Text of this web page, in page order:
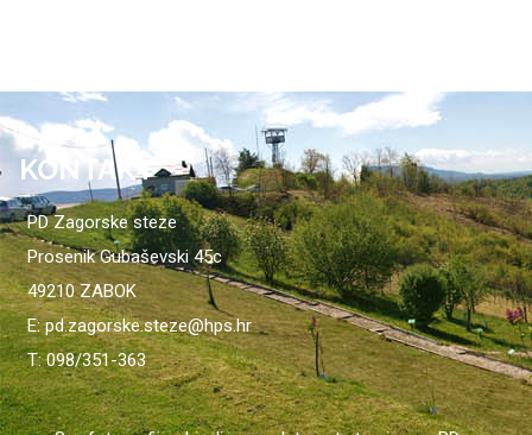
KONTAKT
PD Zagorske steze
Prosenik Gubaševski 45c
49210 ZABOK
E: pd.zagorske.steze@hps.hr
T: 098/351-363